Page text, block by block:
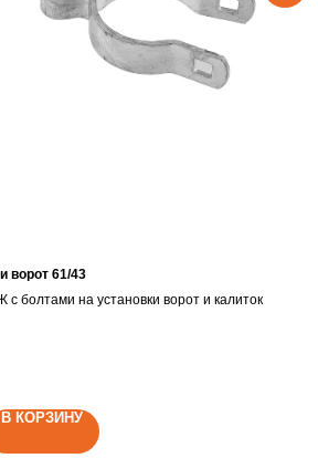
ворот 61/43
болтами на установки ворот и калиток
В КОРЗИНУ